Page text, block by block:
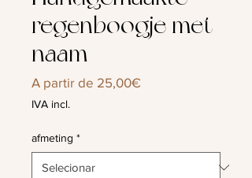
regenboogje met
naam
A partir de 25,00€
IVA incl.
afmeting *